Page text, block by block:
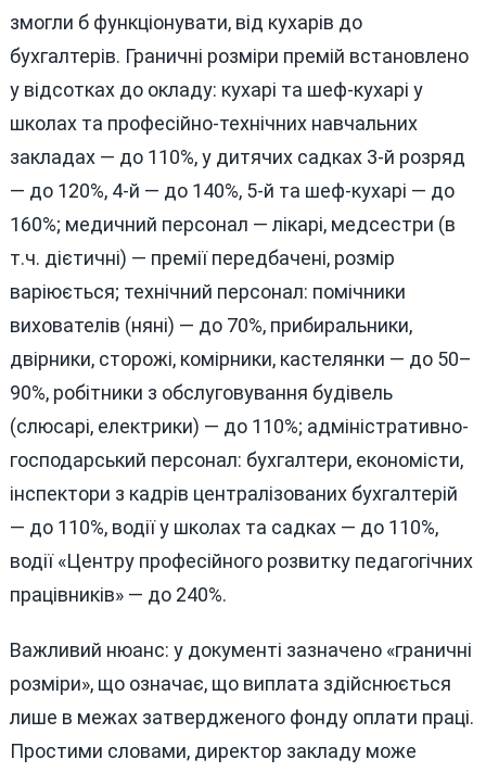
змогли б функціонувати, від кухарів до
бухгалтерів. Граничні розміри премій встановлено
у відсотках до окладу: кухарі та шеф-кухарі у
школах та професійно-технічних навчальних
закладах — до 110%, у дитячих садках 3-й розряд
— до 120%, 4-й — до 140%, 5-й та шеф-кухарі — до
160%; медичний персонал — лікарі, медсестри (в
т.ч. дієтичні) — премії передбачені, розмір
варіюється; технічний персонал: помічники
вихователів (няні) — до 70%, прибиральники,
двірники, сторожі, комірники, кастелянки — до 50–
90%, робітники з обслуговування будівель
(слюсарі, електрики) — до 110%; адміністративно-
господарський персонал: бухгалтери, економісти,
інспектори з кадрів централізованих бухгалтерій
— до 110%, водії у школах та садках — до 110%,
водії «Центру професійного розвитку педагогічних
працівників» — до 240%.
Важливий нюанс: у документі зазначено «граничні
розміри», що означає, що виплата здійснюється
лише в межах затвердженого фонду оплати праці.
Простими словами, директор закладу може